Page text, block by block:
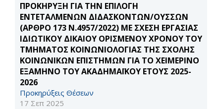
ΠΡΟΚΗΡΥΞΗ ΓΙΑ ΤΗΝ ΕΠΙΛΟΓΗ
ΕΝΤΕΤΑΛΜΕΝΩΝ ΔΙΔΑΣΚΟΝΤΩΝ/ΟΥΣΣΩΝ
(ΑΡΘΡΟ 173 Ν.4957/2022) ΜΕ ΣΧΕΣΗ ΕΡΓΑΣΙΑΣ
ΙΔΙΩΤΙΚΟΥ ΔΙΚΑΙΟΥ ΟΡΙΣΜΕΝΟΥ ΧΡΟΝΟΥ ΤΟΥ
ΤΜΗΜΑΤΟΣ ΚΟΙΝΩΝΙΟΛΟΓΙΑΣ ΤΗΣ ΣΧΟΛΗΣ
ΚΟΙΝΩΝΙΚΩΝ ΕΠΙΣΤΗΜΩΝ ΓΙΑ ΤΟ ΧΕΙΜΕΡΙΝΟ
ΕΞΑΜΗΝΟ ΤΟΥ ΑΚΑΔΗΜΑΪΚΟΥ ΕΤΟΥΣ 2025-
2026
Προκηρύξεις Θέσεων
17 Σεπ 2025